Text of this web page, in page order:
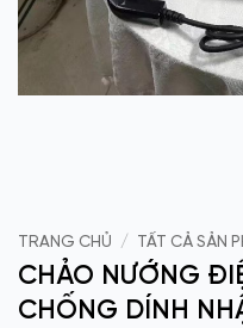
TRANG CHỦ / TẤT CẢ SẢN
CHẢO NƯỚNG
CHỐNG DÍNH